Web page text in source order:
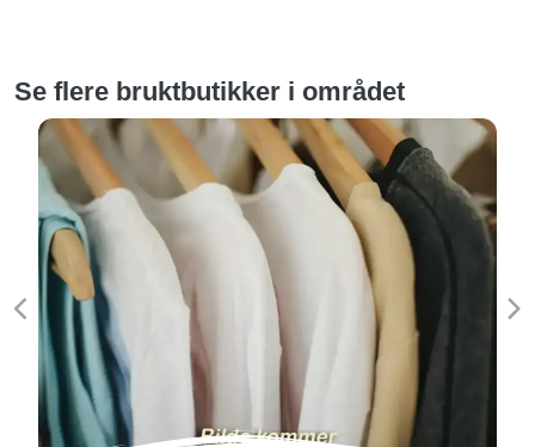
Se flere bruktbutikker i området
Forige